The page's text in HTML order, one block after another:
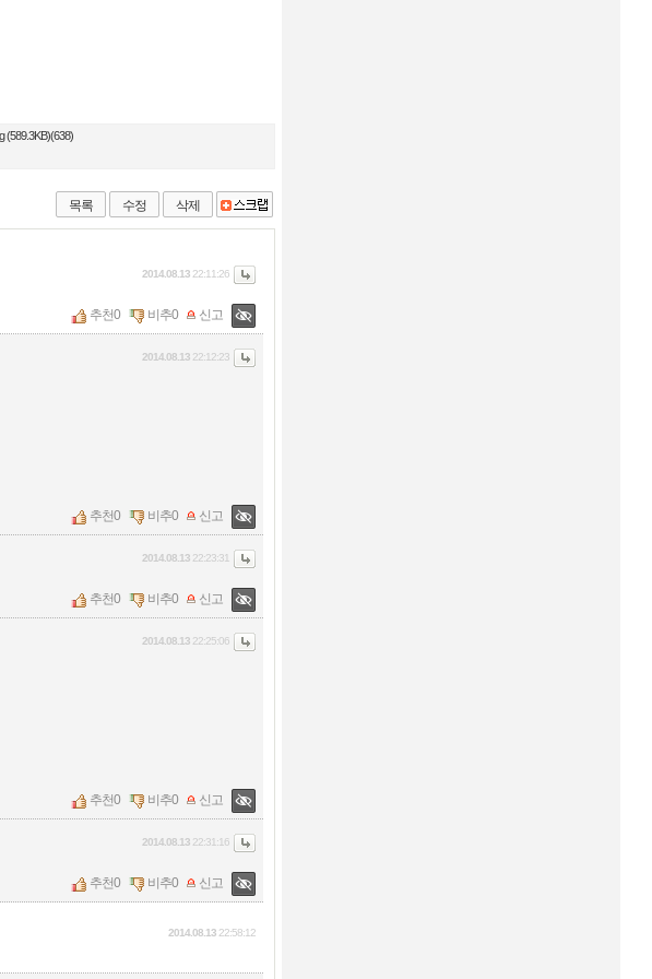
(589.3KB)(638)
목록 수정 삭제
2014.08.13 22:11:26
추천0 비추0 신고
2014.08.13 22:12:23
추천0 비추0 신고
2014.08.13 22:23:31
추천0 비추0 신고
2014.08.13 22:25:06
추천0 비추0 신고
2014.08.13 22:31:16
추천0 비추0 신고
2014.08.13 22:58:12